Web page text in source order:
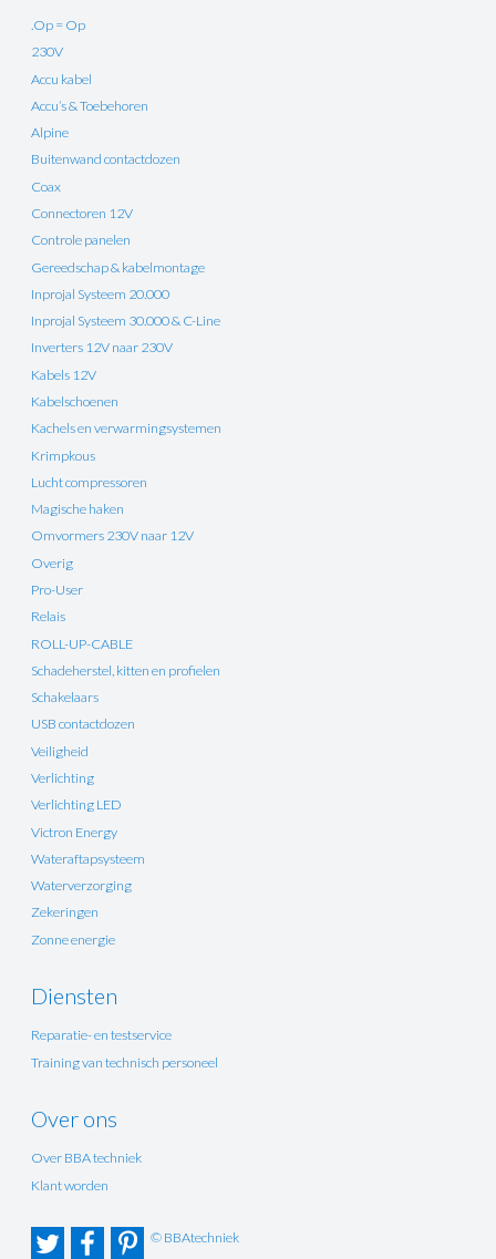
.Op = Op
230V
Accu kabel
Accu’s & Toebehoren
Alpine
Buitenwand contactdozen
Coax
Connectoren 12V
Controle panelen
Gereedschap & kabelmontage
Inprojal Systeem 20.000
Inprojal Systeem 30.000 & C-Line
Inverters 12V naar 230V
Kabels 12V
Kabelschoenen
Kachels en verwarmingsystemen
Krimpkous
Lucht compressoren
Magische haken
Omvormers 230V naar 12V
Overig
Pro-User
Relais
ROLL-UP-CABLE
Schadeherstel, kitten en profielen
Schakelaars
USB contactdozen
Veiligheid
Verlichting
Verlichting LED
Victron Energy
Wateraftapsysteem
Waterverzorging
Zekeringen
Zonne energie
Diensten
Reparatie- en testservice
Training van technisch personeel
Over ons
Over BBA techniek
Klant worden
© BBAtechniek